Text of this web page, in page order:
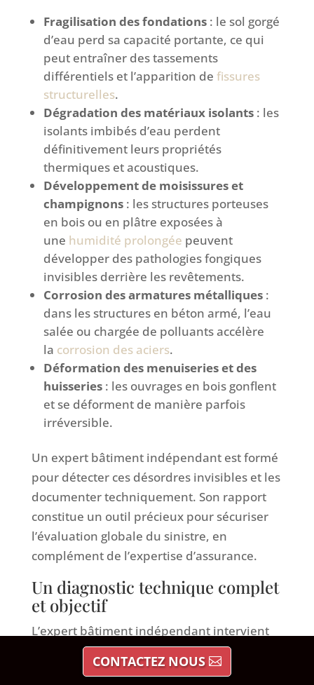
Fragilisation des fondations: le sol gorgé
d’eau perd sa capacité portante, ce qui
peut entraîner des tassements
différentiels et l’apparition de fissures
structurelles.
Dégradation des matériaux isolants: les
isolants imbibés d’eau perdent
définitivement leurs propriétés
thermiques et acoustiques.
Développement de moisissures et
champignons: les structures porteuses
en bois ou en plâtre exposées à
une humidité prolongée peuvent
développer des pathologies fongiques
invisibles derrière les revêtements.
Corrosion des armatures métalliques:
dans les structures en béton armé, l’eau
salée ou chargée de polluants accélère
la corrosion des aciers.
Déformation des menuiseries et des
huisseries: les ouvrages en bois gonflent
et se déforment de manière parfois
irréversible.
Un expert bâtiment indépendant est formé
pour détecter ces désordres invisibles et les
documenter techniquement. Son rapport
constitue un outil précieux pour sécuriser
l’évaluation globale du sinistre, en
complément de l’expertise d’assurance.
Un diagnostic technique complet
et objectif
L’expert bâtiment indépendant intervient
pour le compte du propriétaire sinistré. Sa
mission consiste à produire unrapport
CONTACTEZ NOUS